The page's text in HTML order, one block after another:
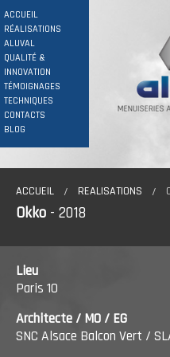
ACCUEIL
RÉALISATIONS
ALUVAL
QUALITÉ &
INNOVATION
TÉMOIGNAGES
TECHNIQUES
CONTACTS
BLOG
ACCUEIL REALISATIONS
Okko - 2018
Lieu
Paris 10
Architecte / MO / EG
SNC Alsace Balcon Vert /